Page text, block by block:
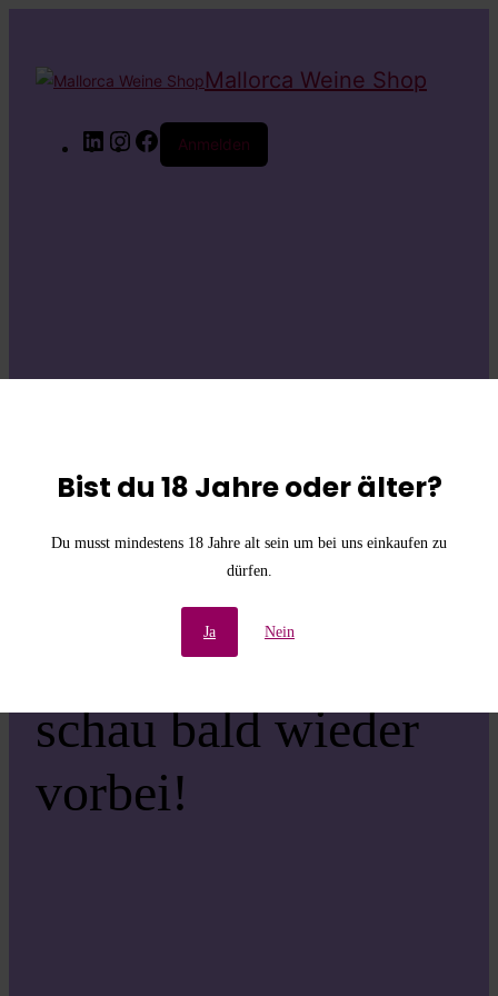
Bist du 18 Jahre oder älter?
Du musst mindestens 18 Jahre alt sein um bei uns einkaufen zu
dürfen.
Ja Nein
Mallorca Weine Shop
LinkedInInstagram
Facebook
Anmelden
die
Unannehmlichkeiten!
Wir arbeiten an einer
großartigen Sache –
schau bald wieder
vorbei!